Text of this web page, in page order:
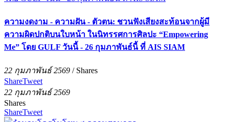
ความงดงาม - ความฝัน - ตัวตน: ชวนฟังเสียงสะท้อนจากผู้มี
ความผิดปกติบนใบหน้า ในนิทรรศการศิลปะ “Empowering
Me” โดย GULF วันนี้ - 26 กุมภาพันธ์นี้ ที่ AIS SIAM
22 กุมภาพันธ์ 2569 / Shares
ShareTweet
22 กุมภาพันธ์ 2569
Shares
ShareTweet